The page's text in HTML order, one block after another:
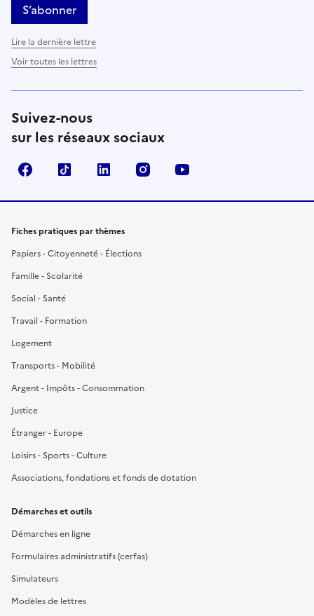
S’abonner
Lire la dernière lettre
Voir toutes les lettres
Suivez-nous
sur les réseaux sociaux
FacebookTikTok LinkedIn Instagram
Fiches pratiques par thèmes
Papiers - Citoyenneté - Élections
Famille - Scolarité
Social - Santé
Travail - Formation
Logement
Transports - Mobilité
Argent - Impôts - Consommation
Justice
Étranger - Europe
Loisirs - Sports - Culture
Associations, fondations et fonds de dotation
Démarches et outils
Démarches en ligne
Formulaires administratifs (cerfas)
Simulateurs
Modèles de lettres